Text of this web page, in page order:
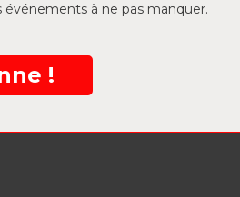
à ne pas manquer.
!